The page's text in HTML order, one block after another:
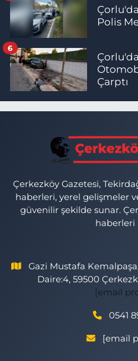
Polis
Çarptı
6
Çerkezköy Gazetesi,
haberleri, yerel gelişmeler
güvenilir şekilde sunar.
haberleri
Gazi Mustafa
Daire:4, 59500
[email
0541
[email